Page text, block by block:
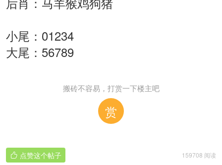
小尾：01234
大尾：56789
搬砖不容易，打赏一下楼主吧
赏
159708 阅读
 点赞这个帖子